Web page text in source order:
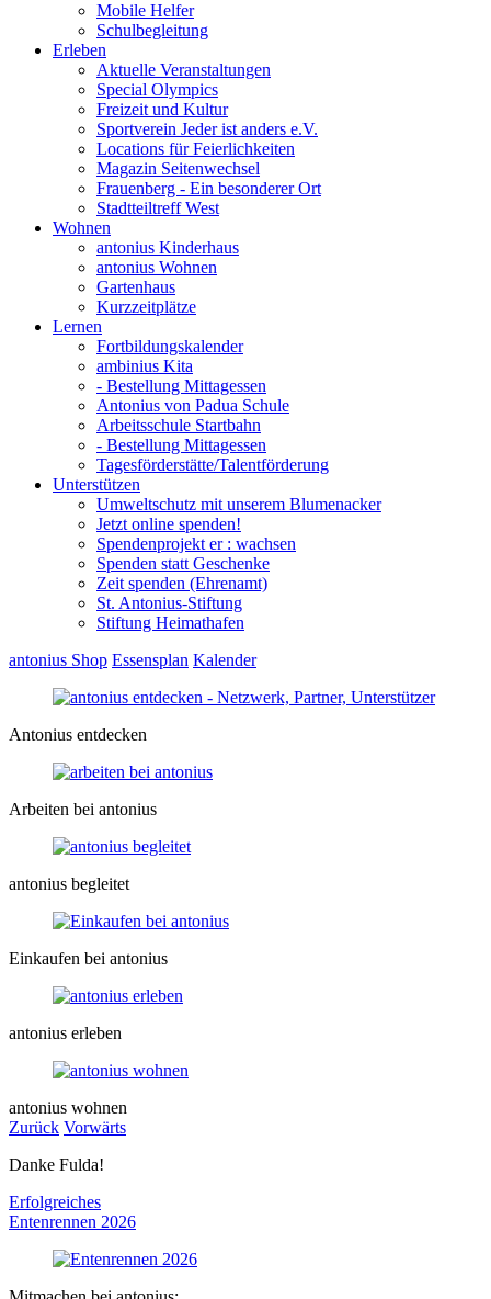
Mobile Helfer
Schulbegleitung
Erleben
Aktuelle Veranstaltungen
Special Olympics
Freizeit und Kultur
Sportverein Jeder ist anders e.V.
Locations für Feierlichkeiten
Magazin Seitenwechsel
Frauenberg - Ein besonderer Ort
Stadtteiltreff West
Wohnen
antonius Kinderhaus
antonius Wohnen
Gartenhaus
Kurzzeitplätze
Lernen
Fortbildungskalender
ambinius Kita
- Bestellung Mittagessen
Antonius von Padua Schule
Arbeitsschule Startbahn
- Bestellung Mittagessen
Tagesförderstätte/Talentförderung
Unterstützen
Umweltschutz mit unserem Blumenacker
Jetzt online spenden!
Spendenprojekt er : wachsen
Spenden statt Geschenke
Zeit spenden (Ehrenamt)
St. Antonius-Stiftung
Stiftung Heimathafen
antonius Shop Essensplan Kalender
Antonius entdecken
Arbeiten bei antonius
antonius begleitet
Einkaufen bei antonius
antonius erleben
antonius wohnen
Zurück Vorwärts
Danke Fulda!
Erfolgreiches
Entenrennen 2026